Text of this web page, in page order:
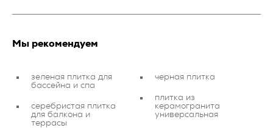
Мы рекомендуем
зеленая плитка для
бассейна и спа
серебристая плитка
для балкона и
террасы
черная плитка
плитка из
керамогранита
универсальная